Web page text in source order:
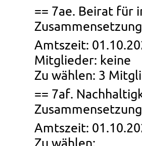
== 7ae. Bei­rat für
Amts­zeit:
Mit­glie­der: keine
Zu wäh­len: 3
== 7af.
Amts­zeit: